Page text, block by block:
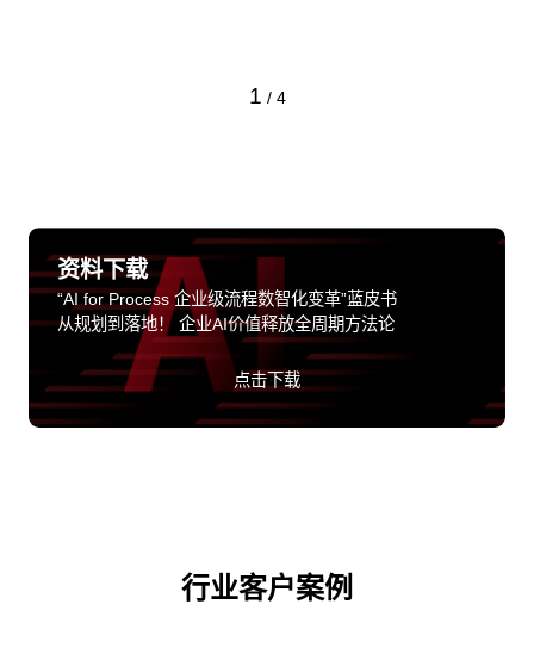
1 / 4
资料下载
“AI for Process 企业级流程数智化变革”蓝皮书
从规划到落地！ 企业AI价值释放全周期方法论
点击下载
行业客户案例